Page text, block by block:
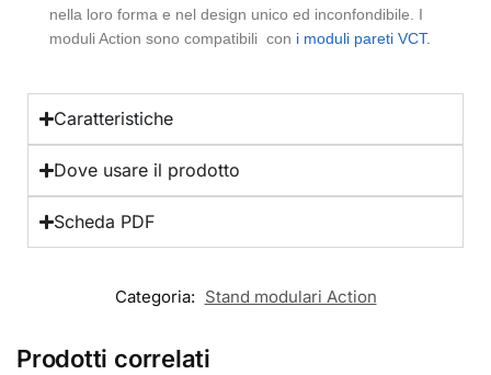
nella loro forma e nel design unico ed inconfondibile. I
moduli Action sono compatibili con i moduli pareti VCT.
Caratteristiche
Dove usare il prodotto
Scheda PDF
Categoria: Stand modulari Action
Prodotti correlati